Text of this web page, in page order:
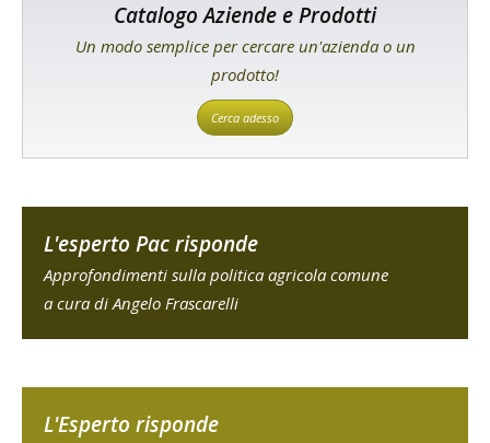
Catalogo Aziende e Prodotti
Un modo semplice per cercare un'azienda o un
prodotto!
Cerca adesso
L'esperto Pac risponde
Approfondimenti sulla politica agricola comune
a cura di Angelo Frascarelli
L'Esperto risponde